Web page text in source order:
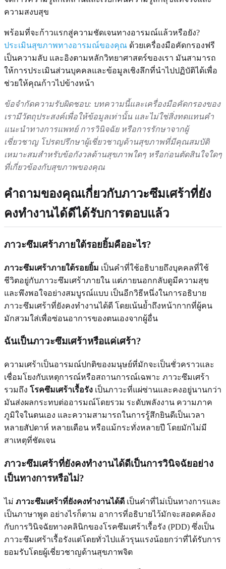
ความสงบสุข
พร้อมที่จะก้าวแรกสู่ความชัดเจนทางอารมณ์แล้วหรือยัง?
ประเมินสุขภาพทางอารมณ์ของคุณ ด้วยเครื่องมือคัดกรองฟรี
เป็นความลับ และอิงตามหลักวิทยาศาสตร์ของเรา มันสามารถ
ให้การประเมินส่วนบุคคลและข้อมูลเชิงลึกที่นำไปปฏิบัติได้เพื่อ
ช่วยให้คุณก้าวไปข้างหน้า
ข้อจำกัดความรับผิดชอบ: บทความนี้และเครื่องมือคัดกรองของ
เรามีวัตถุประสงค์เพื่อให้ข้อมูลเท่านั้น และไม่ใช่สิ่งทดแทนคำ
แนะนำทางการแพทย์ การวินิจฉัย หรือการรักษาจากผู้
เชี่ยวชาญ โปรดปรึกษาผู้เชี่ยวชาญด้านสุขภาพที่มีคุณสมบัติ
เหมาะสมสำหรับข้อกังวลด้านสุขภาพใดๆ หรือก่อนตัดสินใจใดๆ
ที่เกี่ยวข้องกับสุขภาพของคุณ
คำถามของคุณเกี่ยวกับภาวะซึมเศร้าที่ยัง
คงทำงานได้ดีได้รับการตอบแล้ว
ภาวะซึมเศร้าภายใต้รอยยิ้มคืออะไร?
ภาวะซึมเศร้าภายใต้รอยยิ้ม เป็นคำที่ใช้อธิบายถึงบุคคลที่ใช้
ชีวิตอยู่กับภาวะซึมเศร้าภายใน แต่ภายนอกกลับดูมีความสุข
และพึงพอใจอย่างสมบูรณ์แบบ เป็นอีกวิธีหนึ่งในการอธิบาย
ภาวะซึมเศร้าที่ยังคงทำงานได้ดี โดยเน้นย้ำถึงหน้ากากที่ผู้คน
มักสวมใส่เพื่อซ่อนอาการของตนเองจากผู้อื่น
ฉันเป็นภาวะซึมเศร้าหรือแค่เศร้า?
ความเศร้าเป็นอารมณ์ปกติของมนุษย์ที่มักจะเป็นชั่วคราวและ
เชื่อมโยงกับเหตุการณ์หรือสถานการณ์เฉพาะ ภาวะซึมเศร้า
รวมถึง โรคซึมเศร้าเรื้อรัง เป็นภาวะที่แผ่ซ่านและคงอยู่นานกว่า
มันส่งผลกระทบต่ออารมณ์โดยรวม ระดับพลังงาน ความภาค
ภูมิใจในตนเอง และความสามารถในการรู้สึกยินดีเป็นเวลา
หลายสัปดาห์ หลายเดือน หรือแม้กระทั่งหลายปี โดยมักไม่มี
สาเหตุที่ชัดเจน
ภาวะซึมเศร้าที่ยังคงทำงานได้ดีเป็นการวินิจฉัยอย่าง
เป็นทางการหรือไม่?
ไม่ ภาวะซึมเศร้าที่ยังคงทำงานได้ดี เป็นคำที่ไม่เป็นทางการและ
เป็นภาษาพูด อย่างไรก็ตาม อาการที่อธิบายไว้มักจะสอดคล้อง
กับการวินิจฉัยทางคลินิกของโรคซึมเศร้าเรื้อรัง (PDD) ซึ่งเป็น
ภาวะซึมเศร้าเรื้อรังแต่โดยทั่วไปแล้วรุนแรงน้อยกว่าที่ได้รับการ
ยอมรับโดยผู้เชี่ยวชาญด้านสุขภาพจิต